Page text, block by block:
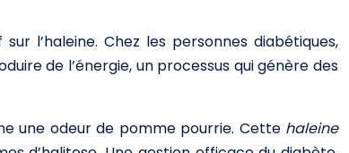
l’haleine. Chez les personnes diabétiques,
de l’énergie, un processus qui génère des
une odeur de pomme pourrie. Cette haleine